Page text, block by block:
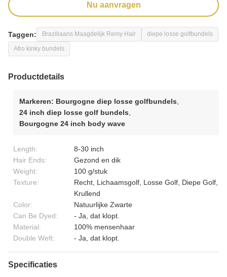
Nu aanvragen
Taggen: Braziliaans Maagdelijk Remy Hair diepe losse golfbundels
Afro kinky bundels
Productdetails
Markeren: Bourgogne diep losse golfbundels
24 inch diep losse golf bundels
Bourgogne 24 inch body wave
Length:
8-30 inch
Hair Ends:
Gezond en dik
Weight:
100 g/stuk
Texture:
Recht, Lichaamsgolf, Losse Golf, Diepe Golf,
Krullend
Color:
Natuurlijke Zwarte
Can Be Dyed:
- Ja, dat klopt.
Material:
100% mensenhaar
Double Weft:
- Ja, dat klopt.
Specificaties